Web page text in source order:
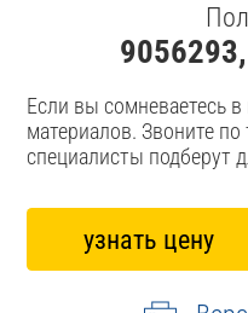
Если вы сомневаетесь
материалов. Звоните
специалисты подберут